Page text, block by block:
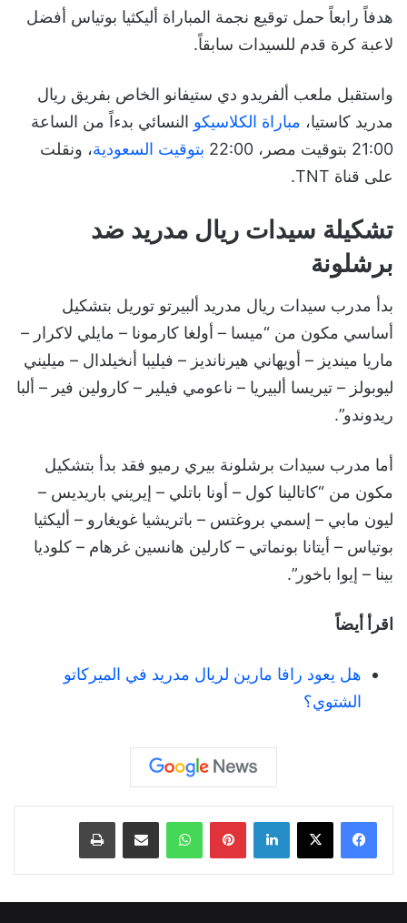
هدفاً رابعاً حمل توقيع نجمة المباراة أليكثيا بوتياس أفضل
لاعبة كرة قدم للسيدات سابقاً.
واستقبل ملعب ألفريدو دي ستيفانو الخاص بفريق ريال
مدريد كاستيا، مباراة الكلاسيكو النسائي بدءاً من الساعة
21:00 بتوقيت مصر، 22:00
بتوقيت السعودية، ونقلت
على قناة TNT.
تشكيلة سيدات ريال مدريد ضد
برشلونة
بدأ مدرب سيدات ريال مدريد ألبيرتو توريل بتشكيل
أساسي مكون من “ميسا – أولغا كارمونا – مايلي لاكرار –
ماريا مينديز – أويهاني هيرنانديز – فيليبا أنخيلدال – ميليني
ليوبولز – تيريسا ألبيريا – ناعومي فيلير – كارولين فير – ألبا
ريدوندو”.
أما مدرب سيدات برشلونة بيري رميو فقد بدأ بتشكيل
مكون من “كاتالينا كول – أونا باتلي – إيريني باريديس –
ليون مابي – إسمي بروغتس – باتريشيا غويغارو – أليكثيا
بوتياس – أيتانا بونماتي – كارلين هانسين غرهام – كلوديا
بينا – إيوا باخور”.
اقرأ أيضاً
هل يعود رافا مارين لريال مدريد في الميركاتو
الشتوي؟
لينكدإن بينتيريست واتساب